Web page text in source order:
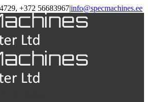
+372 56683967|info@specmachines.ee